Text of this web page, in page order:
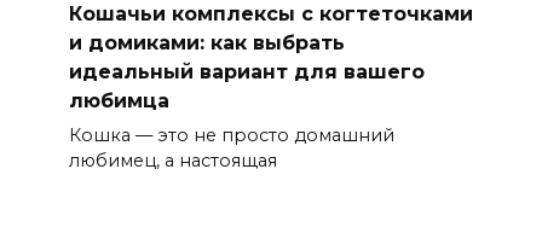
Кошачьи комплексы с когтеточками
и домиками: как выбрать
идеальный вариант для вашего
любимца
Кошка — это не просто домашний
любимец, а настоящая